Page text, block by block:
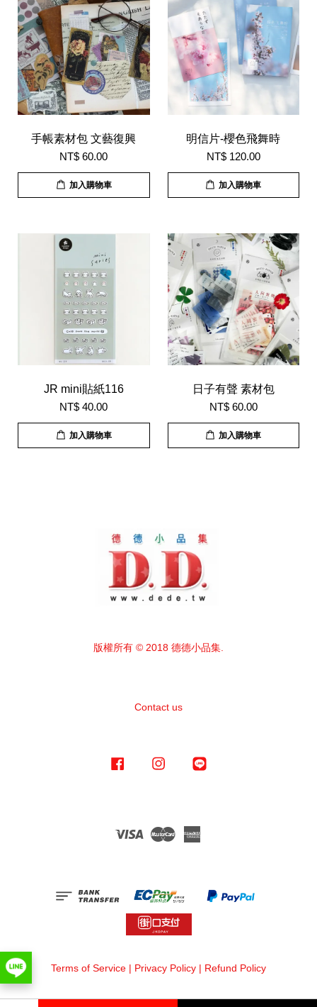
手帳素材包 文藝復興
NT$ 60.00
加入購物車
明信片-櫻色飛舞時
NT$ 120.00
加入購物車
JR mini貼紙116
NT$ 40.00
加入購物車
日子有聲 素材包
NT$ 60.00
加入購物車
版權所有 © 2018 德德小品集.
Contact us
Facebook Instagram
Visa Master
Terms of Service | Privacy Policy | Refund Policy